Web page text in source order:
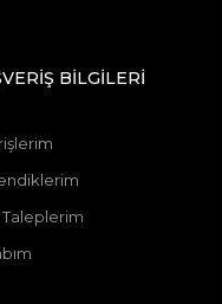
BİLGİLERİ